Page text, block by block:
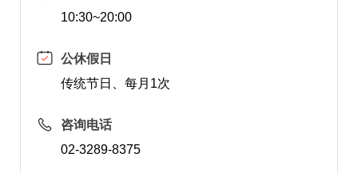
10:30~20:00
公休假日
传统节日、每月1次
咨询电话
02-3289-8375